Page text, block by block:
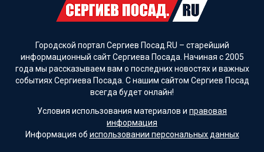
Городской портал Сергиев Посад.RU – старейший
информационный сайт Сергиева Посада. Начиная с 2005
года мы рассказываем вам о последних новостях и важных
событиях Сергиева Посада. С нашим сайтом Сергиев Посад
всегда будет онлайн!
Условия использования материалов и правовая
информация
Информация об использовании персональных данных